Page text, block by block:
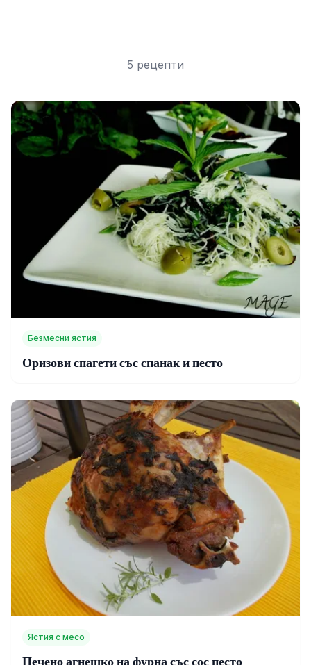
5 рецепти
Безмесни ястия
Оризови спагети със спанак и песто
Ястия с месо
Печено агнешко на фурна със сос песто